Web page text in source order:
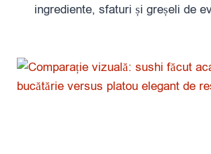
ingrediente, sfaturi și greșeli de